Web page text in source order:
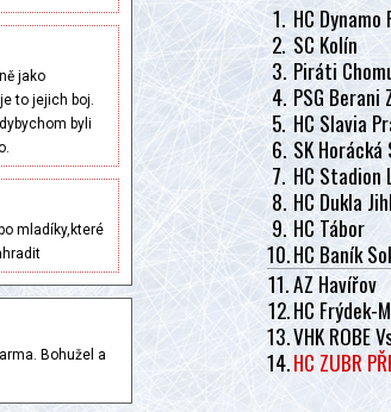
jako
to jejich boj.
byli
mladíky,které
Bohužel a
1. HC
2. SC Kolín
3. Piráti
4. PSG Berani
5. HC Slavia
6. SK
7. HC
8. HC Dukla
9. HC Tábor
10.HC Baník
11.AZ Havířov
12.HC Frýdek-
13.VHK ROBE
14.HC ZUBR